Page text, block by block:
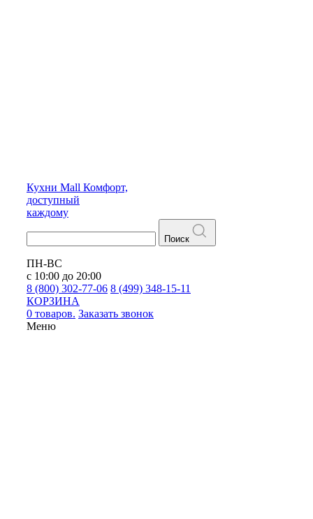
Кухни Mall Комфорт,
доступный
каждому
Поиск
ПН-ВС
с 10:00 до 20:00
8 (800) 302-77-06 8 (499) 348-15-11
КОРЗИНА
0 товаров. Заказать звонок
Меню